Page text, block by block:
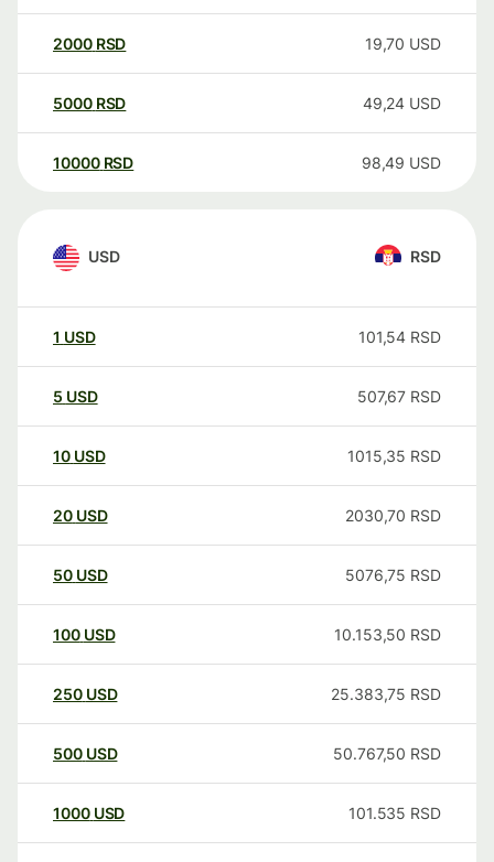
2000 RSD 19,70 USD
5000 RSD 49,24 USD
10000 RSD 98,49 USD
USD RSD
1 USD 101,54 RSD
5 USD 507,67 RSD
10 USD 1015,35 RSD
20 USD 2030,70 RSD
50 USD 5076,75 RSD
100 USD 10.153,50 RSD
250 USD 25.383,75 RSD
500 USD 50.767,50 RSD
1000 USD 101.535 RSD